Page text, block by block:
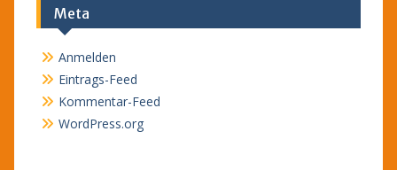
Meta
Anmelden
Eintrags-Feed
Kommentar-Feed
WordPress.org